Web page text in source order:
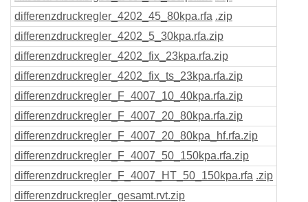
differenzdruckregler_4202_45_80kpa.rfa .zip
differenzdruckregler_4202_5_30kpa.rfa.zip
differenzdruckregler_4202_fix_23kpa.rfa.zip
differenzdruckregler_4202_fix_ts_23kpa.rfa.zip
differenzdruckregler_F_4007_10_40kpa.rfa.zip
differenzdruckregler_F_4007_20_80kpa.rfa.zip
differenzdruckregler_F_4007_20_80kpa_hf.rfa.zip
differenzdruckregler_F_4007_50_150kpa.rfa.zip
differenzdruckregler_F_4007_HT_50_150kpa.rfa .zip
differenzdruckregler_gesamt.rvt.zip